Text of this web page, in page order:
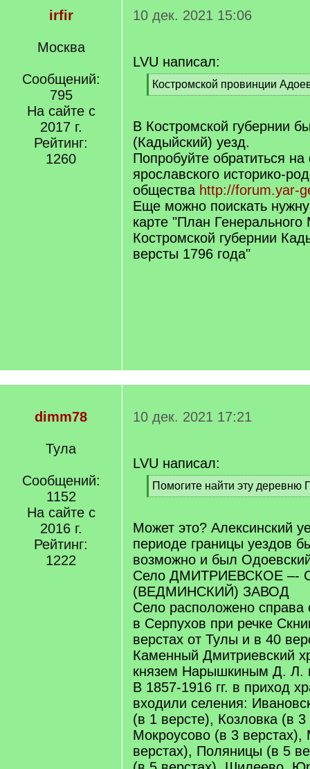
irfir
Москва
Сообщений:
795
На сайте с
2017 г.
Рейтинг:
1260
10 дек. 2021 15:06
LVU написал:
[
q
Костромской провинции
[
q
]
В Костромской губернии
(Кадыйский) уезд.
Попробуйте обратиться
ярославского историко-
общества http://forum.yar-
Еще можно поискать
карте "План
Костромской губернии
версты 1796 года"
dimm78
Тула
Сообщений:
1152
На сайте с
2016 г.
Рейтинг:
1222
10 дек. 2021 17:21
LVU написал:
[
q
Помогите найти эту деревню
[
q
]
Может это? Алексинский
периоде границы уездов
возможно и был
Село ДМИТРИЕВСКОЕ
(ВЕДМИНСКИЙ) ЗАВОД
Село расположено справа
в Серпухов при речке
верстах от Тулы и в 40
Каменный Дмитриевский
князем Нарышкиным Д. Л.
В 1857-1916 гг. в приход
входили селения:
(в 1 версте), Козловка (в 3
Мокроусово (в 3
верстах), Поляницы (в 5